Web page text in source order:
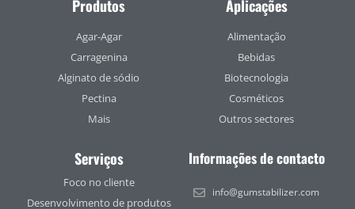
Produtos
Agar-Agar
Carragenina
Alginato de sódio
Pectina
Mais
Aplicações
Alimentação
Bebidas
Biotecnologia
Cosméticos
Outros sectores
Serviços
Foco no cliente
Desenvolvimento de produtos
Informações de contacto
info@gumstabilizer.com